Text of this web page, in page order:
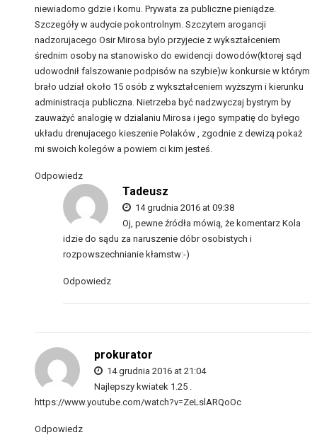
niewiadomo gdzie i komu. Prywata za publiczne pieniądze.
Szczegóły w audycie pokontrolnym. Szczytem arogancji
nadzorujacego Osir Mirosa bylo przyjecie z wykształceniem
średnim osoby na stanowisko do ewidencji dowodów(ktorej sąd
udowodnił falszowanie podpisów na szybie)w konkursie w którym
brało udział około 15 osób z wykształceniem wyższym i kierunku
administracja publiczna. Nietrzeba być nadzwyczaj bystrym by
zauważyć analogię w dzialaniu Mirosa i jego sympatię do byłego
układu drenujacego kieszenie Polaków , zgodnie z dewizą pokaż
mi swoich kolegów a powiem ci kim jesteś.
Odpowiedz
Tadeusz
14 grudnia 2016 at 09:38
Oj, pewne źródła mówią, że komentarz Kola
idzie do sądu za naruszenie dóbr osobistych i
rozpowszechnianie kłamstw:-)
Odpowiedz
prokurator
14 grudnia 2016 at 21:04
Najlepszy kwiatek 1.25 .
https://www.youtube.com/watch?v=ZeLslARQoOc
Odpowiedz